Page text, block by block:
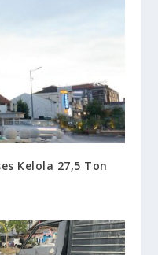
Kelola 27,5 Ton